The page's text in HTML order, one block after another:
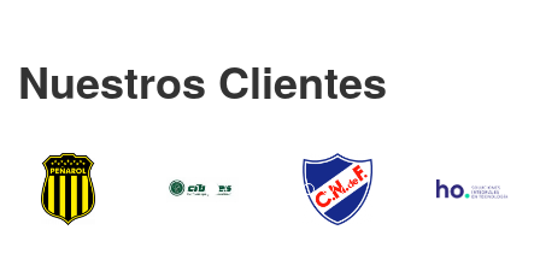
Nuestros Clientes